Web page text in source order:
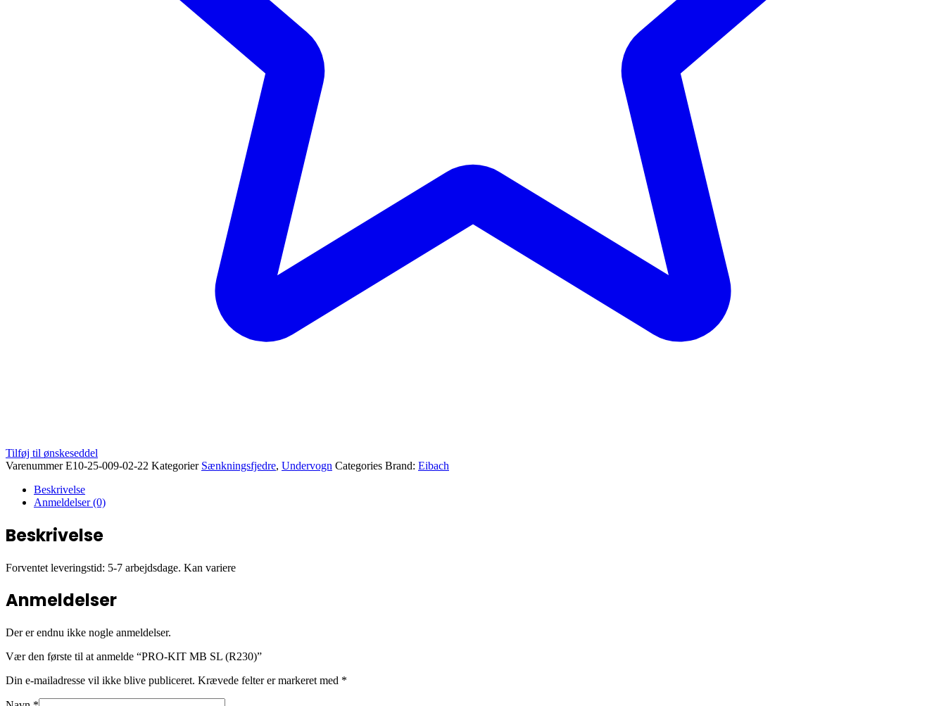
Tilføj til ønskeseddel
VarenummerE10-25-009-02-22 Kategorier Sænkningsfjedre, Undervogn Categories Brand: Eibach
Beskrivelse
Anmeldelser (0)
Beskrivelse
Forventet leveringstid: 5-7 arbejdsdage. Kan variere
Anmeldelser
Der er endnu ikke nogle anmeldelser.
Vær den første til at anmelde “PRO-KIT MB SL (R230)”
Din e-mailadresse vil ikke blive publiceret. Krævede felter er markeret med *